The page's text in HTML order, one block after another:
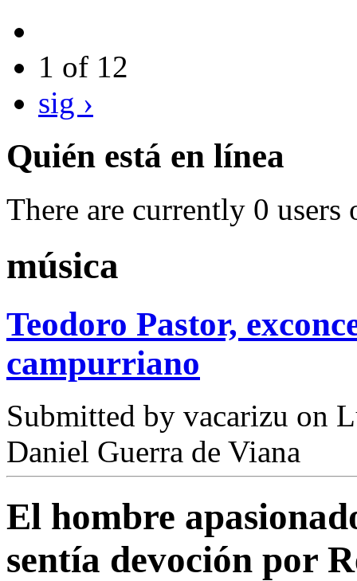
1 of 12
sig ›
Quién está en línea
There are currently 0 users
música
Teodoro Pastor,
campurriano
Submitted by vacarizu on
Daniel Guerra de Viana
El hombre
sentía devoción por